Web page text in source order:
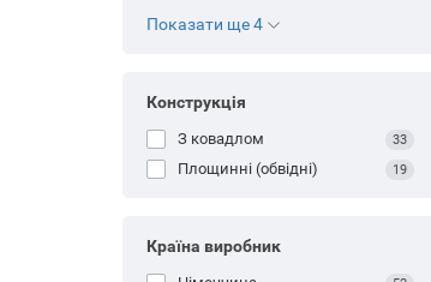
Показати ще 4
Конструкція
З ковадлом 33
Площинні (обвідні) 19
Країна виробник